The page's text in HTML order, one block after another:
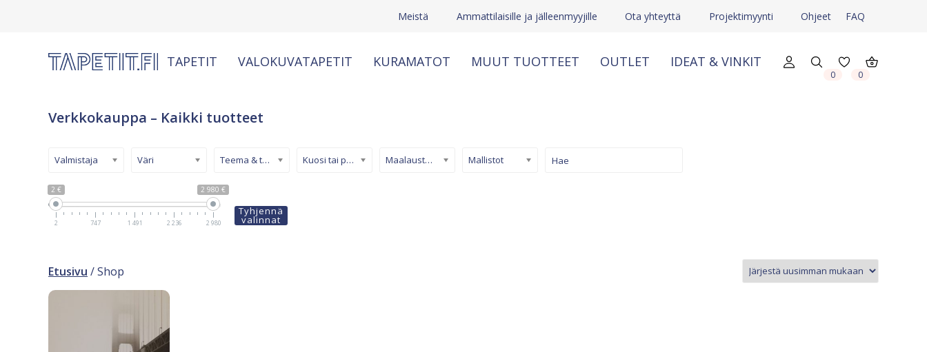
Meistä Ammattilaisille ja jälleenmyyjille Ota yhteyttä Projektimyynti Ohjeet FAQ
TAPETIT VALOKUVATAPETIT KURAMATOT MUUT TUOTTEET OUTLET IDEAT & VINKIT
0 0
Verkkokauppa – Kaikki tuotteet
2 € 2 980 €
2 747 1 491 2 236 2 980
Valmistaja Väri Teema & tyyli Kuosi tai pinta Maalaustapetti Mallistot
Tyhjennä
valinnat
Etusivu / Shop